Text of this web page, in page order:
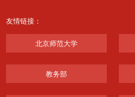
友情链接：
北京师范大学
教务部